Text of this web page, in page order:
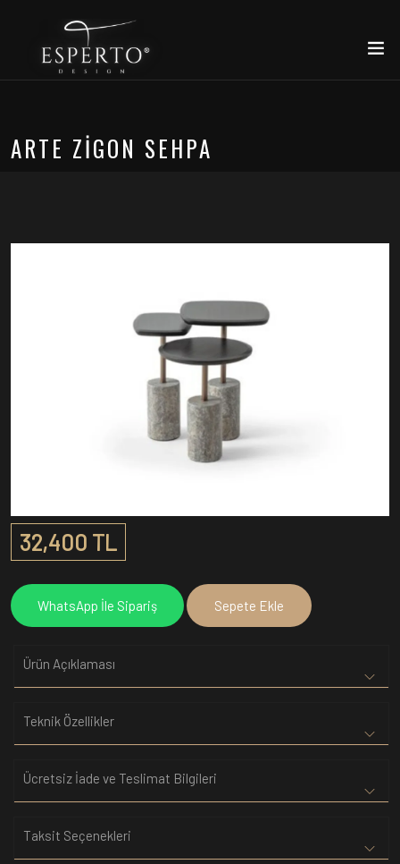
ARTE ZIGON SEHPA
32,400 TL
WhatsApp İle Sipariş Sepete Ekle
Ürün Açıklaması
Teknik Özellikler
Ücretsiz İade ve Teslimat Bilgileri
Taksit Seçenekleri